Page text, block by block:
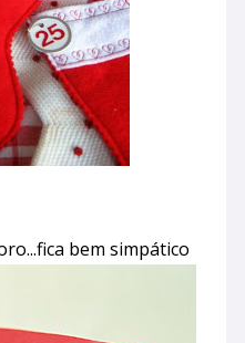
bem simpático